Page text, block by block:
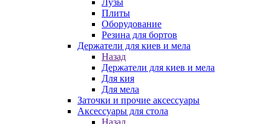
Лузы
Плиты
Оборудование
Резина для бортов
Держатели для киев и мела
Назад
Держатели для киев и мела
Для кия
Для мела
Заточки и прочие аксессуары
Аксессуары для стола
Назад